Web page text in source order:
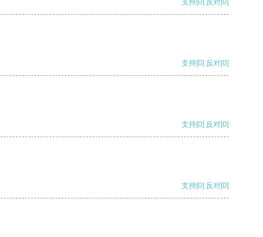
支持[0] 反对[0]
支持[0] 反对[0]
支持[0] 反对[0]
支持[0] 反对[0]